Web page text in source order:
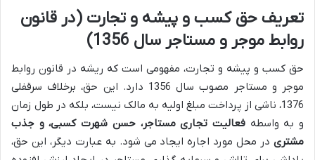
تعریف حق کسب و پیشه و تجارت (در قانون
روابط موجر و مستاجر سال 1356)
حق کسب و پیشه و تجارت، مفهومی است که ریشه در قانون روابط
موجر و مستاجر مصوب سال 1356 دارد. این حق، برخلاف سرقفلی
1376، ناشی از پرداخت مبلغ اولیه به مالک نیست، بلکه در طول زمان
و به واسطهفعالیت تجاری مستاجر، حسن شهرت کسبی، و جذب
مشتری در محل مورد اجاره ایجاد می شود. به عبارت دیگر، این حق،